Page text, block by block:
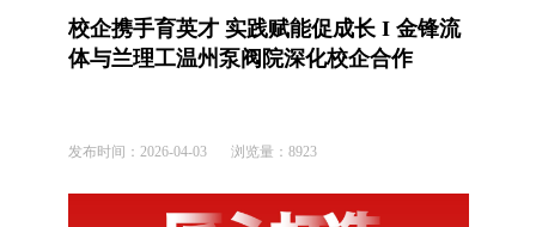
校企携手育英才 实践赋能促成长 I 金锋流
体与兰理工温州泵阀院深化校企合作
发布时间： 2026-04-03 浏览量： 8923